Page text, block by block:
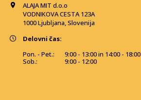
ALAJA MIT d.o.o
VODNIKOVA CESTA 123A
1000 Ljubljana, Slovenija
Delovni čas:
Pon. - Pet.:
Sob.:
9:00 - 13:00 in 14:00 - 18:00
9:00 - 12:00